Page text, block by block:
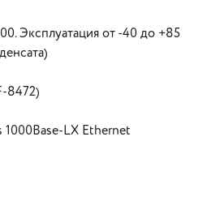
Эксплуатация от -40 до +85
8472)
LX Ethernet